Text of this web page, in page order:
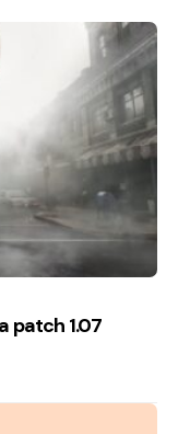
patch 1.07